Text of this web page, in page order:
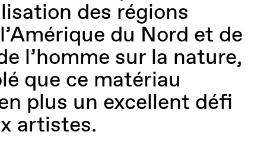
des régions
du Nord et de
l’homme sur la nature,
que ce matériau
plus un excellent défi
artistes.